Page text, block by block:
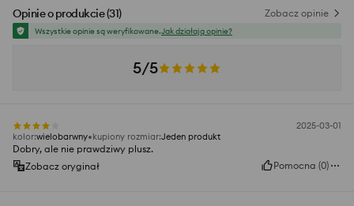
Opinie o produkcie(31) Zobacz opinie
Wszystkie opinie są weryfikowane.Jak działają opinie?
5/5
2025-03-01
kolor:wielobarwny kupiony rozmiar:Jeden produkt
Dobry, ale nie prawdziwy plusz.
Zobacz oryginał
Pomocna (0)